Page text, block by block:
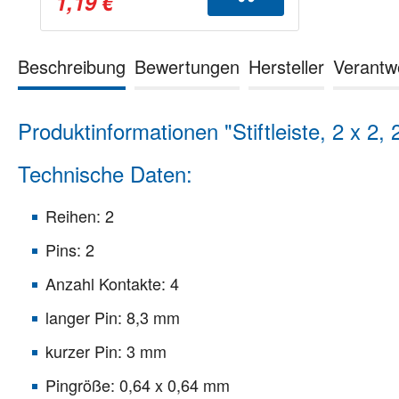
Beschreibung Bewertungen Hersteller
Produktinformationen "Stiftleiste, 2 x
Technische Daten:
Reihen: 2
Pins: 2
Anzahl Kontakte: 4
langer Pin: 8,3 mm
kurzer Pin: 3 mm
Pingröße: 0,64 x 0,64 mm